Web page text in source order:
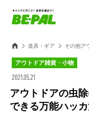
道具・ギア その他ア
アウトドア雑貨・小物
2021.05.21
アウトドアの虫
できる万能ハッ